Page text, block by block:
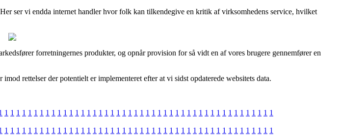
ser vi endda internet handler hvor folk kan tilkendegive en kritik af virksomhedens service, hvilket
forretningernes produkter, og opnår provision for så vidt en af vores brugere gennemfører en
rettelser der potentielt er implementeret efter at vi sidst opdaterede websitets data.
1 1 1 1 1 1 1 1 1 1 1 1 1 1 1 1 1 1 1 1 1 1 1 1 1 1 1 1 1 1 1 1 1 1 1 1 1 1 1 1 1 1 1 1 1 1
1 1 1 1 1 1 1 1 1 1 1 1 1 1 1 1 1 1 1 1 1 1 1 1 1 1 1 1 1 1 1 1 1 1 1 1 1 1 1 1 1 1 1 1 1 1